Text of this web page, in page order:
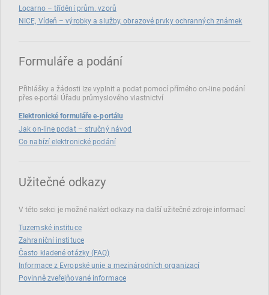
Locarno – třídění prům. vzorů
NICE, Vídeň – výrobky a služby, obrazové prvky ochranných známek
Formuláře a podání
Přihlášky a žádosti lze vyplnit a podat pomocí přímého on‑line podání
přes e‑portál Úřadu průmyslového vlastnictví
Elektronické formuláře e-portálu
Jak on-line podat – stručný návod
Co nabízí elektronické podání
Užitečné odkazy
V této sekci je možné nalézt odkazy na další užitečné zdroje informací
Tuzemské instituce
Zahraniční instituce
Často kladené otázky (FAQ)
Informace z Evropské unie a mezinárodních organizací
Povinně zveřejňované informace